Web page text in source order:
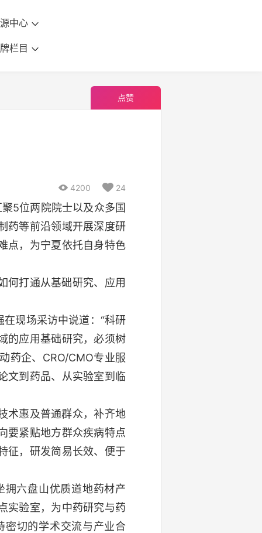
中心
栏目
点赞
 24
 4200
5位两院院士以及众多国
药等前沿领域开展深度研
点，为宁夏依托自身特色
何打通从基础研究、应用
现场采访中说道：“科研
的应用基础研究，必须树
药企、CRO/CMO专业服
文到药品、从实验室到临
术惠及普通群众，补齐地
要紧贴地方群众疾病特点
征，研发简易长效、便于
拥六盘山优质道地药材产
实验室，为中药研究与药
密切的学术交流与产业合